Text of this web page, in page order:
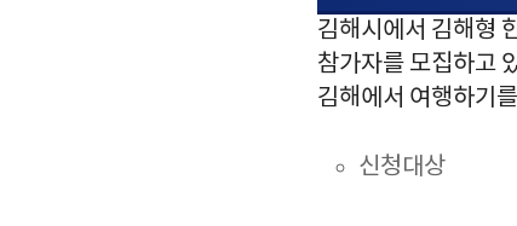
김해시에서 김해형
참가자를 모집하고
김해에서 여행하기
신청대상